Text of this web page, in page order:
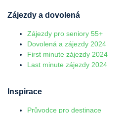
Zájezdy a dovolená
Zájezdy pro seniory 55+
Dovolená a zájezdy 2024
First minute zájezdy 2024
Last minute zájezdy 2024
Inspirace
Průvodce pro destinace